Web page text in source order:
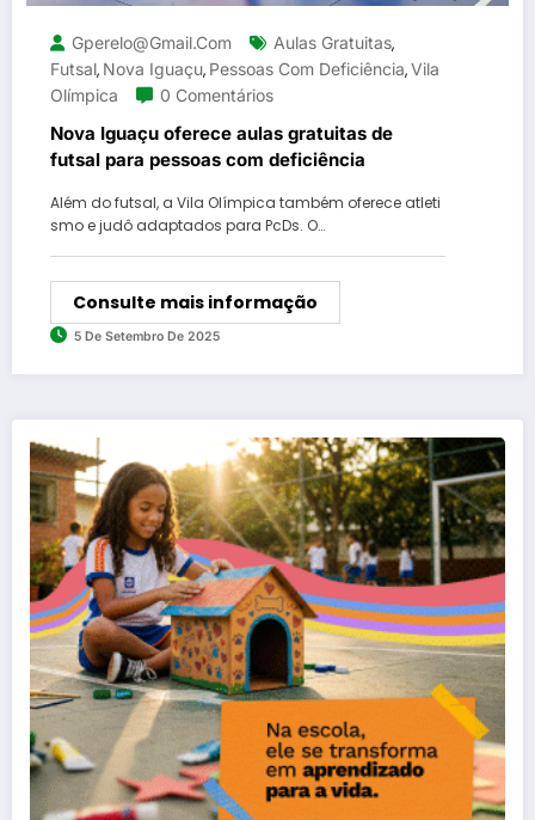
Gperelo@gmail.com Aulas Gratuitas,
Futsal, Nova Iguaçu, Pessoas Com Deficiência,Vila
Olímpica
0 Comentários
Nova Iguaçu oferece aulas gratuitas de
futsal para pessoas com deficiência
Além do futsal, a Vila Olímpica também oferece atleti
smo e judô adaptados para PcDs. O…
Consulte mais informação
5 De Setembro De 2025